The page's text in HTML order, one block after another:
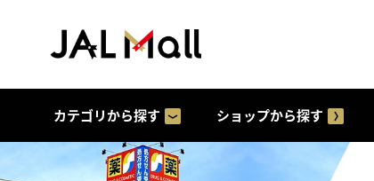
カテゴリから探す ショップから探す